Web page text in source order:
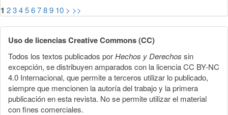
1 23456789 10 > >>
Uso de licencias Creative Commons (CC)
Todos los textos publicados porHechos y Derechos sin
excepción, se distribuyen amparados con la licencia CC BY-NC
4.0 Internacional, que permite a terceros utilizar lo publicado,
siempre que mencionen la autoría del trabajo y la primera
publicación en esta revista. No se permite utilizar el material
con fines comerciales.